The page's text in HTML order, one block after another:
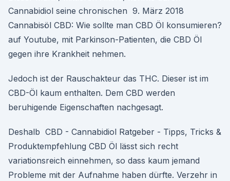
Cannabidiol seine chronischen 9. März 2018
Cannabisöl CBD: Wie sollte man CBD Öl konsumieren?
auf Youtube, mit Parkinson-Patienten, die CBD Öl
gegen ihre Krankheit nehmen.
Jedoch ist der Rauschakteur das THC. Dieser ist im
CBD-Öl kaum enthalten. Dem CBD werden
beruhigende Eigenschaften nachgesagt.
Deshalb ️ CBD - Cannabidiol Ratgeber - Tipps, Tricks &
Produktempfehlung CBD Öl lässt sich recht
variationsreich einnehmen, so dass kaum jemand
Probleme mit der Aufnahme haben dürfte. Verzehr in